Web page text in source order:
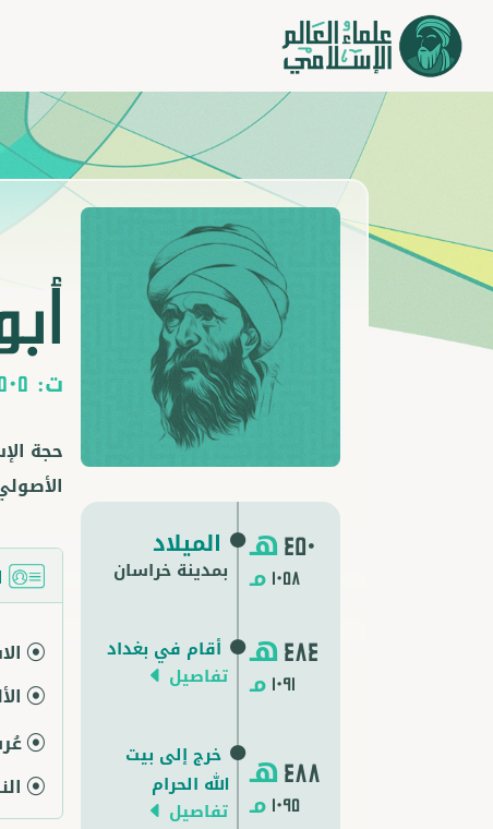
هـ450
مـ 1058
الميلاد
بمدينة خراسان
هـ484
مـ 1091
أقام في بغداد
تفاصيل
هـ488
مـ 1095
خرج إلى بيت
الله الحرام
تفاصيل
ت:
حجة